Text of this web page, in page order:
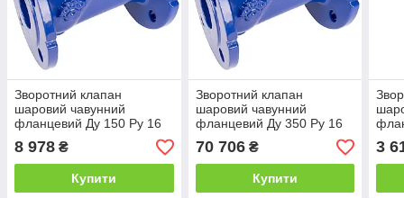
Зворотний клапан
шаровий чавунний
фланцевий Ду 150 Ру 16
8 978 ₴
Купити
Зворотний клапан
шаровий чавунний
фланцевий Ду 350 Ру 16
70 706₴
Купити
3